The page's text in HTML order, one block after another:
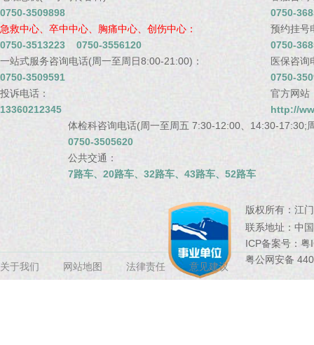
0750-3509898
急救中心、卒中中心、胸痛中心、创伤中心：
0750-3513223 0750-3556120
一站式服务咨询电话(周一至周日8:00-21:00)：
0750-3509591
投诉电话：
13360212345
0750-
预约挂号
0750-
医保咨
0750-
官方网站
http://
体检科咨询电话(周一至周五 7:30-12:00、14:30-17:30;
0750-3505620
公共交通：
7路车、20路车、32路车、43路车、52路车
版权所有： 江
联系地址： 中
ICP备案号： 粤
粤公网安备
关于我们 网站地图 法律责任 意见建议